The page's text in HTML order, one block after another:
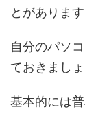
とがありま
自分のパソ
ておきましょ
基本的には